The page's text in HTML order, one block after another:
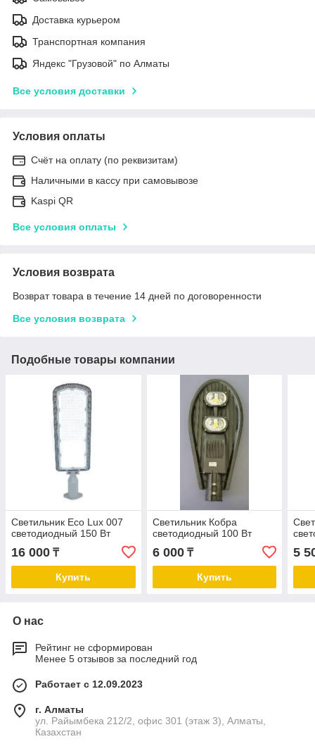
Доставка курьером
Транспортная компания
Яндекс "Грузовой" по Алматы
Все условия доставки
Условия оплаты
Счёт на оплату (по реквизитам)
Наличными в кассу при самовывозе
Kaspi QR
Все условия оплаты
Условия возврата
Возврат товара в течение 14 дней по договоренности
Все условия возврата
Подобные товары компании
Светильник Eco Lux 007
светодиодный 150 Вт
16 000 ₸
Купить
Светильник Кобра
светодиодный 100 Вт
6 000₸
Купить
5
О нас
Рейтинг не сформирован
Менее 5 отзывов за последний год
Работает с 12.09.2023
г. Алматы
ул. Райымбека 212/2, офис 301 (этаж 3), Алматы,
Казахстан